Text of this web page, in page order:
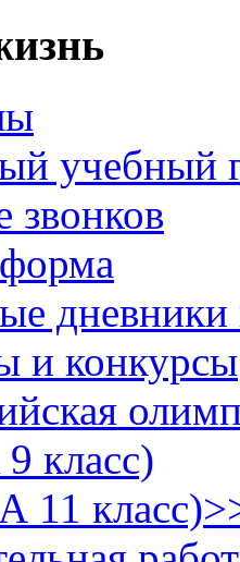
учебный
звонков
и конкурсы
класс)
11